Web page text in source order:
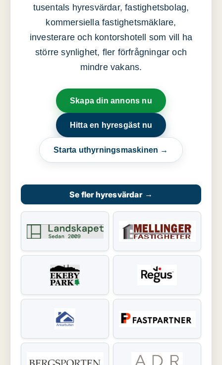
tusentals hyresvärdar, fastighetsbolag,
kommersiella fastighetsmäklare,
investerare och kontorshotell som vill ha
större synlighet, fler förfrågningar och
mindre vakans.
Skapa din annons nu
Hitta en hyresgäst nu
Starta uthyrningsmaskinen →
Se fler hyresvärdar →